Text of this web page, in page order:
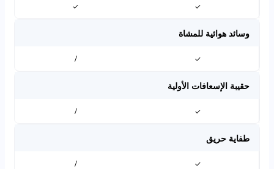
✓
✓
وسائد هوائية للمشاة
✓
/
حقيبة الإسعافات الأولية
✓
/
طفاية حريق
✓
/